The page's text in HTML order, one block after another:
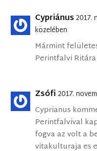
Cypriánus 2017.
közelében
Mármint
Perintfalvi
Zsófi 2017.
Cyprianus
Perintfalvival
fogva az volt a
vitakulturaja es